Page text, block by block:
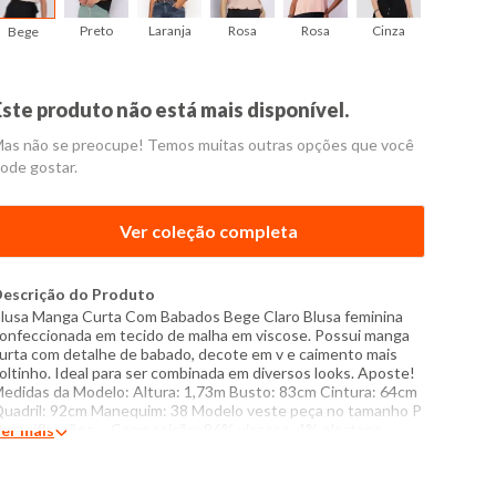
Bege Preto Laranja Rosa Rosa Cinza
produto não está mais disponível.
não se preocupe! Temos muitas outras opções que você
gostar.
Ver coleção completa
do Produto
Manga Curta Com Babados Bege Claro Blusa feminina
em tecido de malha em viscose. Possui manga
com detalhe de babado, decote em v e caimento mais
Ideal para ser combinada em diversos looks. Aposte!
da Modelo: Altura: 1,73m Busto: 83cm Cintura: 64cm
92cm Manequim: 38 Modelo veste peça no tamanho P
- Composição: 96% viscose, 4% elastano -
mais